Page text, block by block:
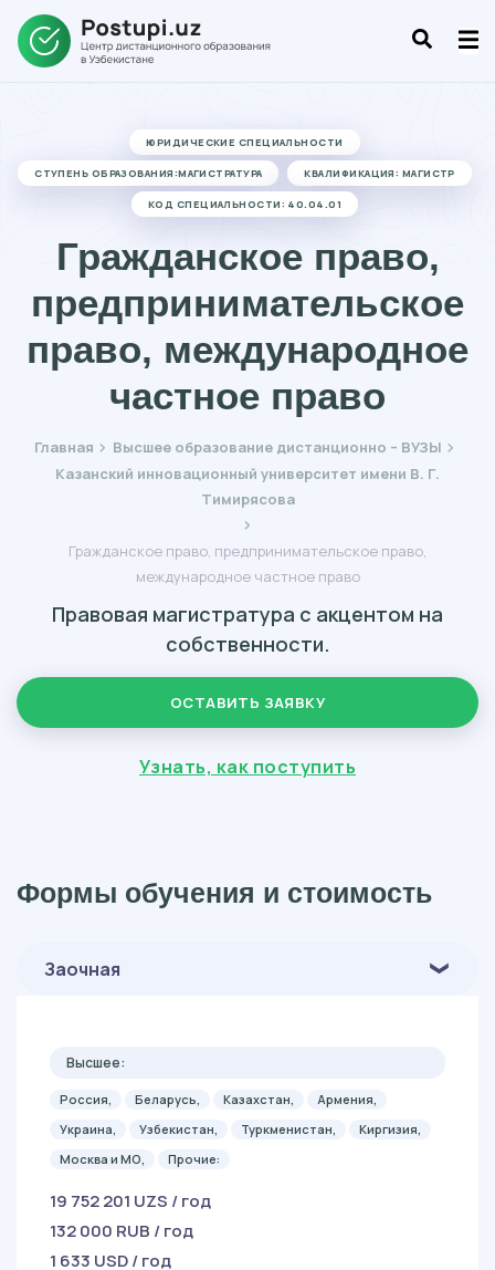
ЮРИДИЧЕСКИЕ СПЕЦИАЛЬНОСТИ
СТУПЕНЬ ОБРАЗОВАНИЯ:МАГИСТРАТУРА КВАЛИФИКАЦИЯ: МАГИСТР
КОД СПЕЦИАЛЬНОСТИ: 40.04.01
Гражданское право,
предпринимательское
право, международное
частное право
Главная
Высшее образование дистанционно – ВУЗЫ
Казанский инновационный университет имени В. Г.
Тимирясова
Гражданское право, предпринимательское право,
международное частное право
Правовая магистратура с акцентом на
собственности.
ОСТАВИТЬ ЗАЯВКУ
Узнать, как поступить
Формы обучения и стоимость
Заочная
Высшее:
Россия, Беларусь, Казахстан,
Армения,
Украина,
Узбекистан, Туркменистан,
Киргизия,
Москва и МО,
Прочие:
19 752 201 UZS / год
132 000 RUB / год
1 633 USD / год